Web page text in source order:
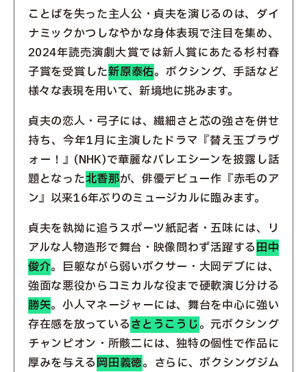
ことばを失った主人公・貞夫を演じるのは、ダイ
ナミックかつしなやかな身体表現で注目を集め、
2024年読売演劇大賞では新人賞にあたる杉村春
子賞を受賞した新原泰佑。ボクシング、手話など
様々な表現を用いて、新境地に挑みます。
貞夫の恋人・弓子には、繊細さと芯の強さを併せ
持ち、今年1月に主演したドラマ『替え玉ブラヴ
ォー！』(NHK)で華麗なバレエシーンを披露し話
題となった北香那が、俳優デビュー作『赤毛のア
ン』以来16年ぶりのミュージカルに臨みます。
貞夫を執拗に追うスポーツ紙記者・五味には、リ
アルな人物造形で舞台・映像問わず活躍する田中
俊介。巨躯ながら弱いボクサー・大岡デブには、
強面な悪役からコミカルな役まで硬軟演じ分ける
勝矢。小人マネージャーには、舞台を中心に強い
存在感を放っているさとうこうじ。元ボクシング
チャンピオン・所骸二には、独特の個性で作品に
厚みを与える岡田義徳。さらに、ボクシングジム